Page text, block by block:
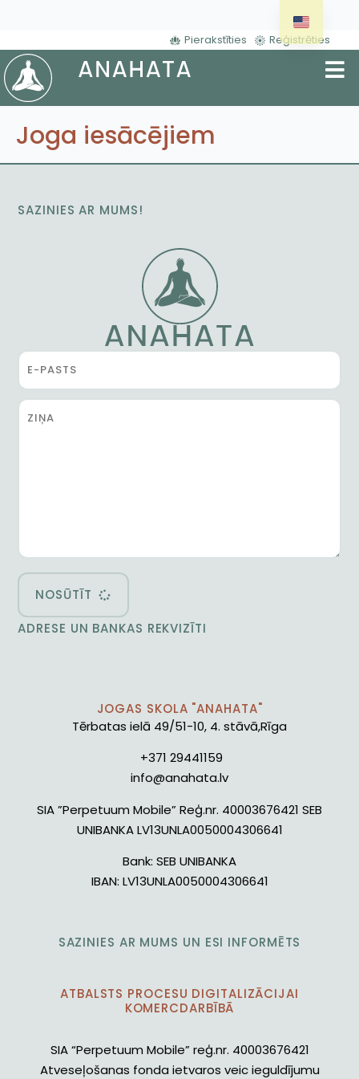
Pierakstīties Reģistrēties
Joga iesācējiem
SAZINIES AR MUMS!
NOSŪTĪT
ADRESE UN BANKAS REKVIZĪTI
JOGAS SKOLA "ANAHATA"
Tērbatas ielā 49/51-10, 4. stāvā,Rīga
+371 29441159
info@anahata.lv
SIA ”Perpetuum Mobile” Reģ.nr. 40003676421 SEB
UNIBANKA LV13UNLA0050004306641
Bank: SEB UNIBANKA
IBAN: LV13UNLA0050004306641
SAZINIES AR MUMS UN ESI INFORMĒTS
ATBALSTS PROCESU DIGITALIZĀCIJAI
KOMERCDARBĪBĀ
SIA “Perpetuum Mobile” reģ.nr. 40003676421
Atveseļošanas fonda ietvaros veic ieguldījumu